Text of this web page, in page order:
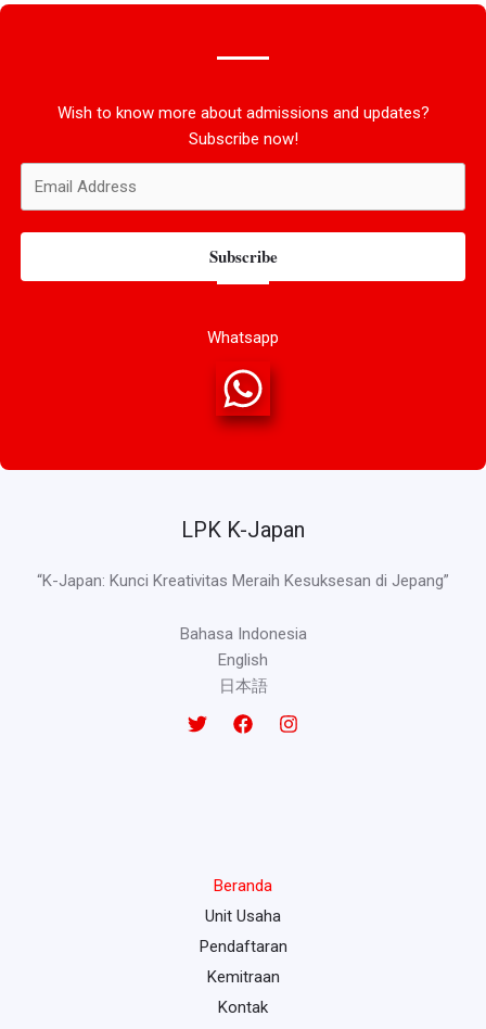
Wish to know more about admissions and updates?
Subscribe now!
Subscribe
Whatsapp
LPK K-Japan
“K-Japan: Kunci Kreativitas Meraih Kesuksesan di Jepang”
Bahasa Indonesia
English
日本語
Beranda
Unit Usaha
Pendaftaran
Kemitraan
Kontak